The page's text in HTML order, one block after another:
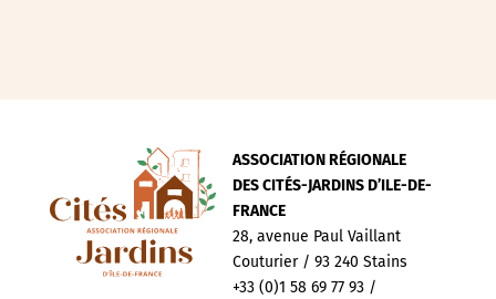
ASSOCIATION RÉGIONALE
DES CITÉS-JARDINS D’ILE-DE-
FRANCE
28, avenue Paul Vaillant
Couturier / 93 240 Stains
+33 (0)1 58 69 77 93 /